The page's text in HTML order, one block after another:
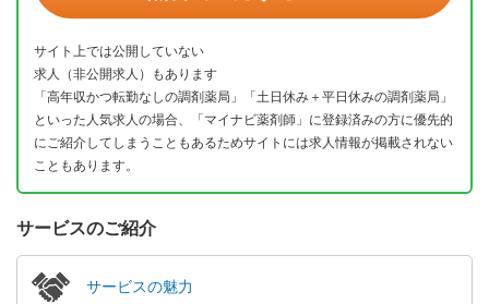
サイト上では公開していない
求人（非公開求人）もあります
「高年収かつ転勤なしの調剤薬局」「土日休み＋平日休みの調剤薬局」
といった人気求人の場合、「マイナビ薬剤師」に登録済みの方に優先的
にご紹介してしまうこともあるためサイトには求人情報が掲載されない
こともあります。
サービスのご紹介
サービスの魅力